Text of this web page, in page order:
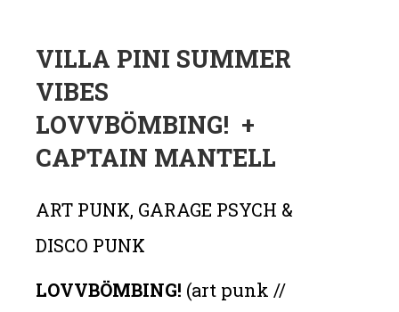
VILLA PINI SUMMER
VIBES
LOVVBÖMBING! +
CAPTAIN MANTELL
ART PUNK, GARAGE PSYCH &
DISCO PUNK
LOVVBÖMBING! (art punk //